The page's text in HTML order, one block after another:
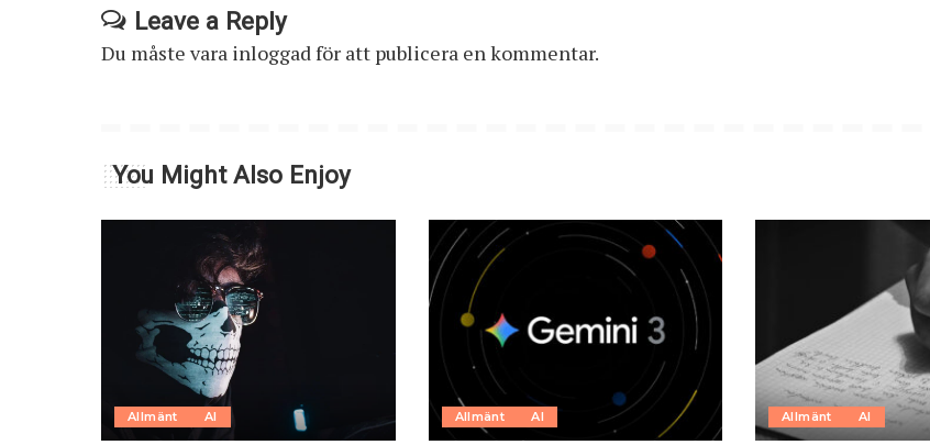
Leave a Reply
Du måste vara inloggadför att publicera en kommentar.
You Might Also Enjoy
Allmänt AI Allmänt AI Allmänt AI